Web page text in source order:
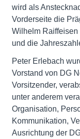
wird als
Vorderseite die
Wilhelm Raiffeisen
und die
Peter Erlebach
Vorstand von DG
Vorsitzender,
unter anderem
Organisation,
Kommunikation,
Ausrichtung der